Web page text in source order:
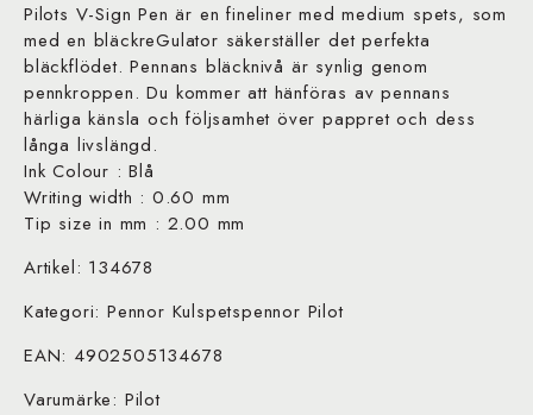
Pilots V-Sign Pen är en fineliner med medium spets, som
med en bläckreGulator säkerställer det perfekta
bläckflödet. Pennans bläcknivå är synlig genom
pennkroppen. Du kommer att hänföras av pennans
härliga känsla och följsamhet över pappret och dess
långa livslängd.
Ink Colour : Blå
Writing width : 0.60 mm
Tip size in mm : 2.00 mm
Artikel: 134678
Kategori: Pennor Kulspetspennor Pilot
EAN: 4902505134678
Varumärke: Pilot